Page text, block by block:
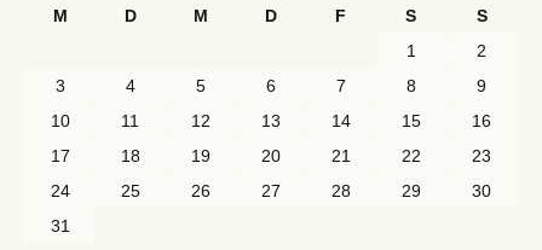
M
D M D F S
S
1
2
3
4 5 6 7 8
9
10
11 12 13 14 15
16
17
18 19 20 21 22
23
24
25 26 27 28 29
30
31